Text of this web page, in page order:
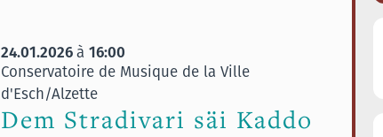
24.01.2026à 16:00
Conservatoire de Musique de la Ville
d'Esch/Alzette
Dem Stradivari säi Kaddo